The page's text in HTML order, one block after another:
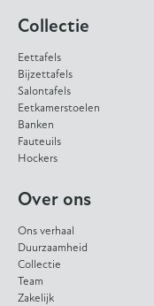
Collectie
Eettafels
Bijzettafels
Salontafels
Eetkamerstoelen
Banken
Fauteuils
Hockers
Over ons
Ons verhaal
Duurzaamheid
Collectie
Team
Zakelijk